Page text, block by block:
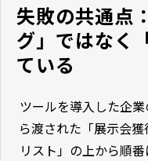
失敗の共通点
グ」ではなく
ている
ツールを導入した企
ら渡された「展示会
リスト」の上から順